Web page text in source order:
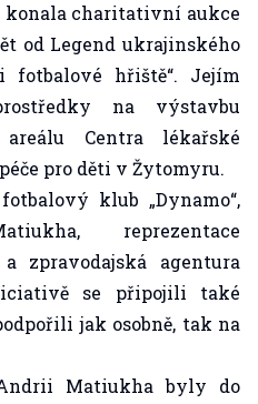
konala charitativní aukce
od Legend ukrajinského
hřiště“. Jejím
na výstavbu
Centra lékařské
pro děti v Žytomyru.
klub „Dynamo“,
reprezentace
zpravodajská agentura
se připojili také
jak osobně, tak na
Matiukha byly do